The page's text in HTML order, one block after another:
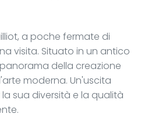
a poche fermate di
visita. Situato in un antico
della creazione
moderna. Un'uscita
sua diversità e la qualità